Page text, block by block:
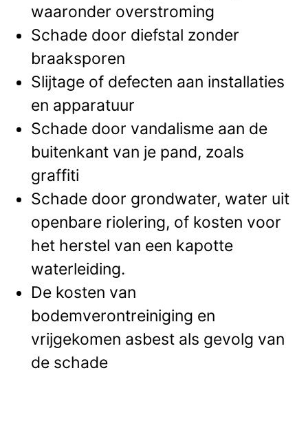
waaronder overstroming
Schade door diefstal zonder
braaksporen
Slijtage of defecten aan installaties
en apparatuur
Schade door vandalisme aan de
buitenkant van je pand, zoals
graffiti
Schade door grondwater, water uit
openbare riolering, of kosten voor
het herstel van een kapotte
waterleiding.
De kosten van
bodemverontreiniging en
vrijgekomen asbest als gevolg van
de schade